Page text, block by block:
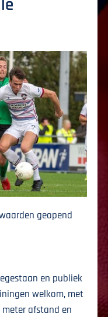
geopend
en publiek
welkom, met
afstand en